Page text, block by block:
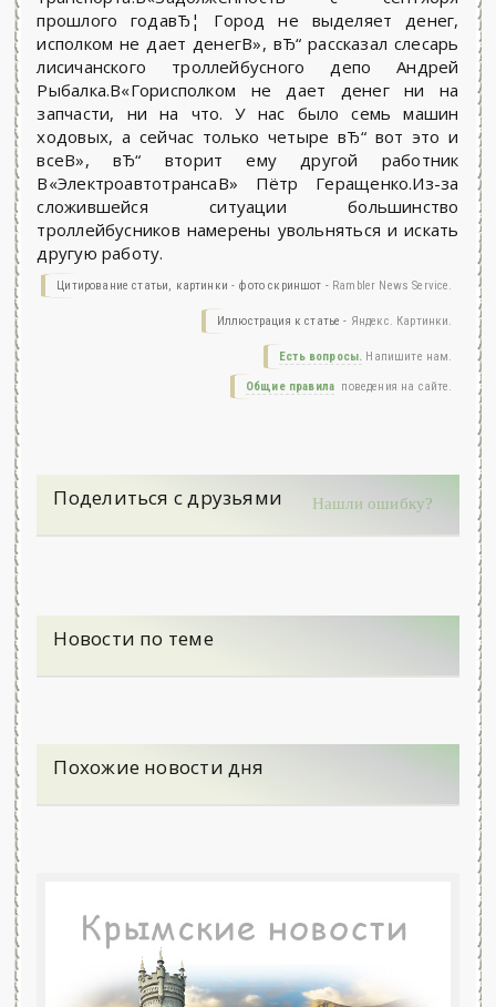
прошлого годавЂ¦ Город не выделяет денег,
исполком не дает денегВ», вЂ“ рассказал слесарь
лисичанского троллейбусного депо Андрей
Рыбалка.В«Горисполком не дает денег ни на
запчасти, ни на что. У нас было семь машин
ходовых, а сейчас только четыре вЂ“ вот это и
всеВ», вЂ“ вторит ему другой работник
В«ЭлектроавтотрансаВ» Пётр Геращенко.Из-за
сложившейся ситуации большинство
троллейбусников намерены увольняться и искать
другую работу.
Цитирование статьи, картинки - фото скриншот - Rambler News Service.
Иллюстрация к статье - Яндекс. Картинки.
Есть вопросы. Напишите нам.
Общие правила поведения на сайте.
Поделиться с друзьями Нашли ошибку?
Новости по теме
Похожие новости дня